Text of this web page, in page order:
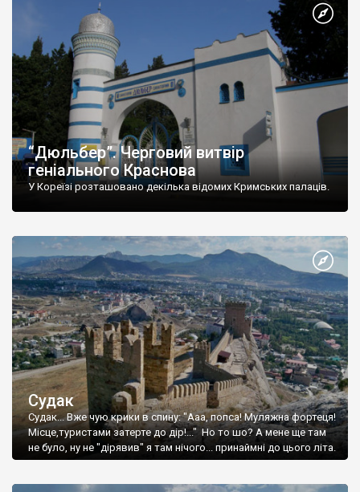
“Дюльбер”. Черговий витвір
геніального Краснова
У Кореїзі розташовано декілька відомих Кримських палаців.
Судак
Судак... Вже чую крики в спину: "Ааа, попса! Муляжна фортеця!
Місце,туристами затерте до дір!..." Но то шо? А мене ще там
не було, ну не "дірявив" я там нічого... принаймні до цього літа.